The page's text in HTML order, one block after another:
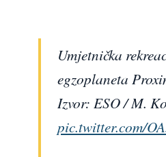
Umjetnička
egzoplaneta
Izvor: ESO / M.
pic.twitter.com/